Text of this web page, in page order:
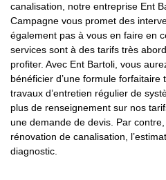
canalisation, notre entreprise Ent
Campagne vous promet des
également pas à vous en faire en
services sont à des tarifs très
profiter. Avec Ent Bartoli, vous
bénéficier d’une formule
travaux d’entretien régulier de
plus de renseignement sur nos
une demande de devis. Par
rénovation de canalisation,
diagnostic.